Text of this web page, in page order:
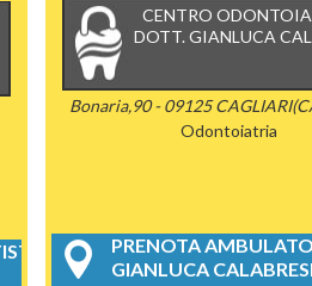
CENTRO
DOTT. GIANLUCA
Bonaria,90 - 09125
Odontoiatria
PRENOTA
GIANLUCA